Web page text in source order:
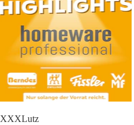
XXXLutz